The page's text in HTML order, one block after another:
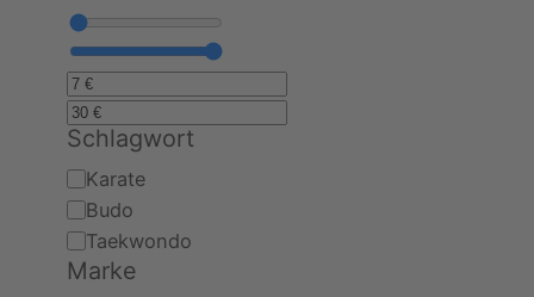
Schlagwort
Schlagwort
Karate
Budo
Taekwondo
Marke